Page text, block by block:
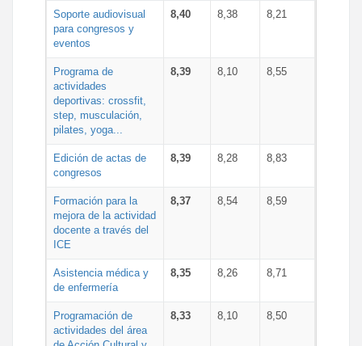
Soporte audiovisual
para congresos y
eventos
8,40 8,38 8,21
Programa de
actividades
deportivas: crossfit,
step, musculación,
pilates, yoga...
8,39 8,10 8,55
Edición de actas de
congresos
8,39 8,28 8,83
Formación para la
mejora de la actividad
docente a través del
ICE
8,37 8,54 8,59
Asistencia médica y
de enfermería
8,35 8,26 8,71
Programación de
actividades del área
8,33 8,10 8,50